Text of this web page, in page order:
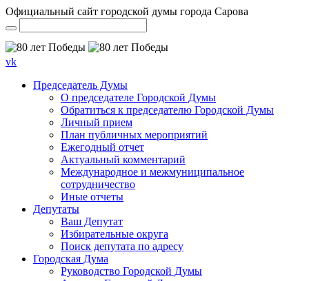
Официальный сайт городской думы города Сарова
vk
Председатель Думы
О председателе Городской Думы
Обратиться к председателю Городской Думы
Личный прием
План публичных мероприятий
Ежегодный отчет
Актуальный комментарий
Международное и межмуниципальное
сотрудничество
Иные отчеты
Депутаты
Ваш Депутат
Избирательные округа
Поиск депутата по адресу
Городская Дума
Руководство Городской Думы